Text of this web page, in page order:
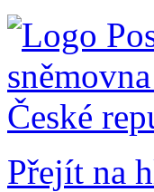
Přejít na